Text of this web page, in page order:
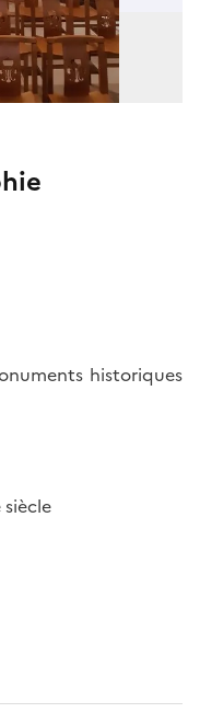
historiques